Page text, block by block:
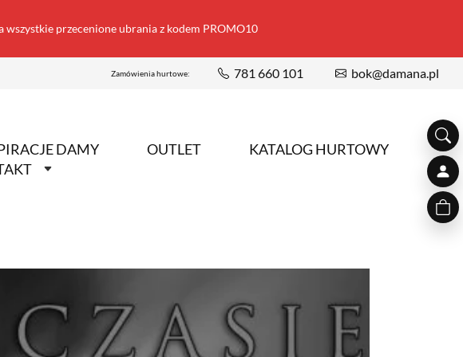
wszystkie przecenione ubrania z kodem PROMO10
Zamówienia hurtowe: 781 660 101 bok@damana.pl
DAMY OUTLET
KATALOG HURTOWY